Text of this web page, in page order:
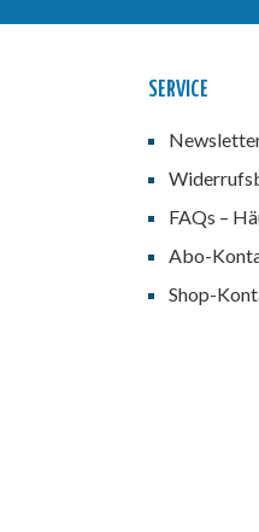
SERVICE
FAQs –
Abo-
Shop-